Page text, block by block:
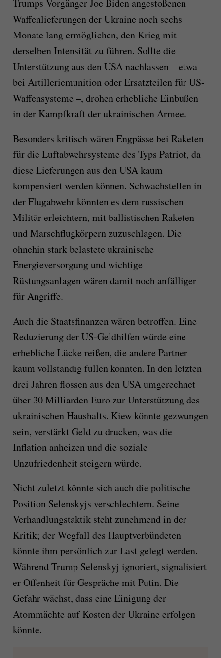
Trumps Vorgänger Joe Biden angestoßenen
Waffenlieferungen der Ukraine noch sechs
Monate lang ermöglichen, den Krieg mit
derselben Intensität zu führen. Sollte die
Unterstützung aus den USA nachlassen – etwa
bei Artilleriemunition oder Ersatzteilen für US-
Waffensysteme –, drohen erhebliche Einbußen
in der Kampfkraft der ukrainischen Armee.
Besonders kritisch wären Engpässe bei Raketen
für die Luftabwehrsysteme des Typs Patriot, da
diese Lieferungen aus den USA kaum
kompensiert werden können. Schwachstellen in
der Flugabwehr könnten es dem russischen
Militär erleichtern, mit ballistischen Raketen
und Marschflugkörpern zuzuschlagen. Die
ohnehin stark belastete ukrainische
Energieversorgung und wichtige
Rüstungsanlagen wären damit noch anfälliger
für Angriffe.
Auch die Staatsfinanzen wären betroffen. Eine
Reduzierung der US-Geldhilfen würde eine
erhebliche Lücke reißen, die andere Partner
kaum vollständig füllen könnten. In den letzten
drei Jahren flossen aus den USA umgerechnet
über 30 Milliarden Euro zur Unterstützung des
ukrainischen Haushalts. Kiew könnte gezwungen
sein, verstärkt Geld zu drucken, was die
Inflation anheizen und die soziale
Unzufriedenheit steigern würde.
Nicht zuletzt könnte sich auch die politische
Position Selenskyjs verschlechtern. Seine
Verhandlungstaktik steht zunehmend in der
Kritik; der Wegfall des Hauptverbündeten
könnte ihm persönlich zur Last gelegt werden.
Während Trump Selenskyj ignoriert, signalisiert
er Offenheit für Gespräche mit Putin. Die
Gefahr wächst, dass eine Einigung der
Atommächte auf Kosten der Ukraine erfolgen
könnte.